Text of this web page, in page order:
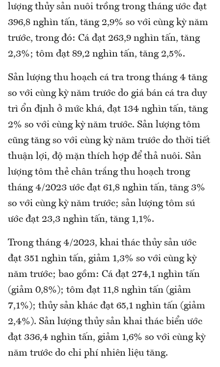
lượng thủy sản nuôi trồng trong tháng ước đạt
396,8 nghìn tấn, tăng 2,9% so với cùng kỳ năm
trước, trong đó: Cá đạt 263,9 nghìn tấn, tăng
2,3%; tôm đạt 89,2 nghìn tấn, tăng 2,5%.
Sản lượng thu hoạch cá tra trong tháng 4 tăng
so với cùng kỳ năm trước do giá bán cá tra duy
trì ổn định ở mức khá, đạt 134 nghìn tấn, tăng
2% so với cùng kỳ năm trước. Sản lượng tôm
cũng tăng so với cùng kỳ năm trước do thời tiết
thuận lợi, độ mặn thích hợp để thả nuôi. Sản
lượng tôm thẻ chân trắng thu hoạch trong
tháng 4/2023 ước đạt 61,8 nghìn tấn, tăng 3%
so với cùng kỳ năm trước; sản lượng tôm sú
ước đạt 23,3 nghìn tấn, tăng 1,1%.
Trong tháng 4/2023, khai thác thủy sản ước
đạt 351 nghìn tấn, giảm 1,3% so với cùng kỳ
năm trước; bao gồm: Cá đạt 274,1 nghìn tấn
(giảm 0,8%); tôm đạt 11,8 nghìn tấn (giảm
7,1%); thủy sản khác đạt 65,1 nghìn tấn (giảm
2,4%). Sản lượng thủy sản khai thác biển ước
đạt 336,4 nghìn tấn, giảm 1,6% so với cùng kỳ
năm trước do chi phí nhiên liệu tăng.